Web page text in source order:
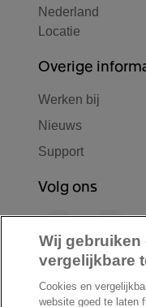
Nederland
Locatie
Overige
Werken bij
Nieuws
Support
Volg ons
F
a
c
L
i
n
u
n
S
p
Wij gebruiken
vergelijkbare
Cookies en
website goed te laten